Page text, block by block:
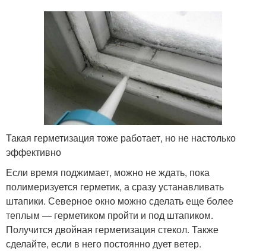
Такая герметизация тоже работает, но не настолько
эффективно
Если время поджимает, можно не ждать, пока
полимеризуется герметик, а сразу устанавливать
штапики. Северное окно можно сделать еще более
теплым — герметиком пройти и под штапиком.
Получится двойная герметизация стекол. Также
сделайте, если в него постоянно дует ветер.